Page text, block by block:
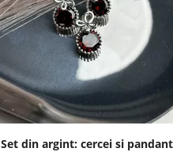
Set din argint: cercei si